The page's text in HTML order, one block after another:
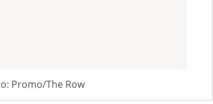
Promo/The Row